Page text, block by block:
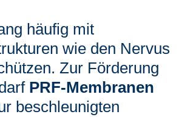
häufig mit
wie den Nervus
Zur Förderung
PRF-Membranen
beschleunigten